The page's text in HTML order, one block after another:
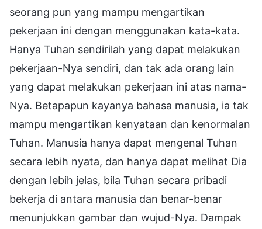
seorang pun yang mampu mengartikan
pekerjaan ini dengan menggunakan kata-kata.
Hanya Tuhan sendirilah yang dapat melakukan
pekerjaan-Nya sendiri, dan tak ada orang lain
yang dapat melakukan pekerjaan ini atas nama-
Nya. Betapapun kayanya bahasa manusia, ia tak
mampu mengartikan kenyataan dan kenormalan
Tuhan. Manusia hanya dapat mengenal Tuhan
secara lebih nyata, dan hanya dapat melihat Dia
dengan lebih jelas, bila Tuhan secara pribadi
bekerja di antara manusia dan benar-benar
menunjukkan gambar dan wujud-Nya. Dampak